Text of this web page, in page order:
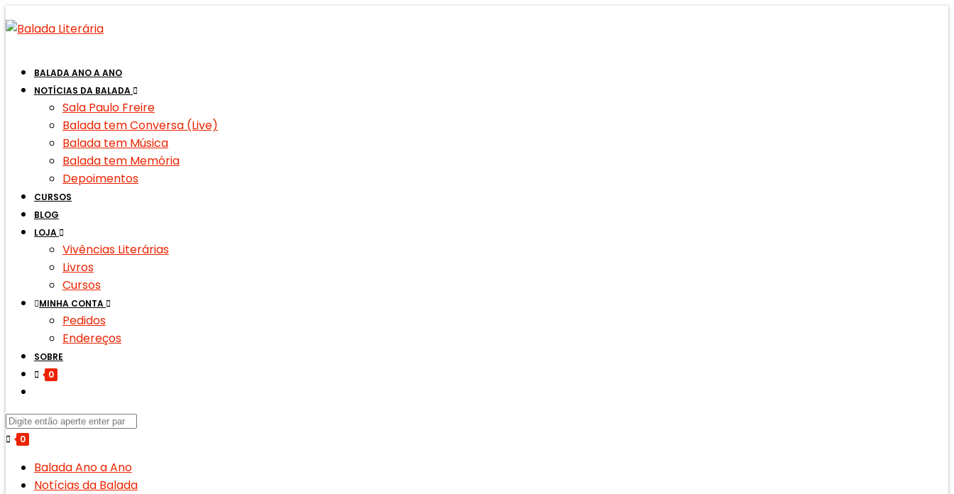
BALADA ANO A ANO
NOTÍCIAS DA BALADA
Sala Paulo Freire
Balada tem Conversa (Live)
Balada tem Música
Balada tem Memória
Depoimentos
CURSOS
BLOG
LOJA
Vivências Literárias
Livros
Cursos
MINHA CONTA
Pedidos
Endereços
SOBRE
0
0
Balada Ano a Ano
Notícias da Balada